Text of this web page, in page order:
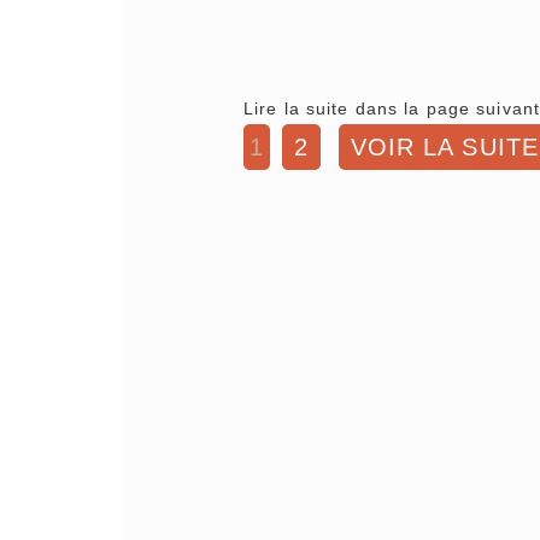
Lire la suite dans la page
1 2 VOIR LA SUITE